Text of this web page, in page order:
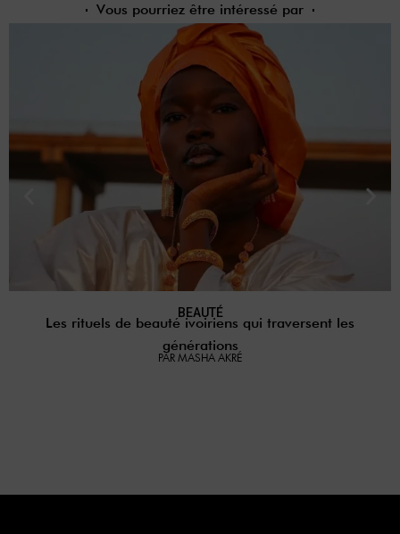
Vous pourriez être intéressé par
BEAUTÉ
Les rituels de beauté ivoiriens qui traversent les
générations
PAR MASHA AKRÉ